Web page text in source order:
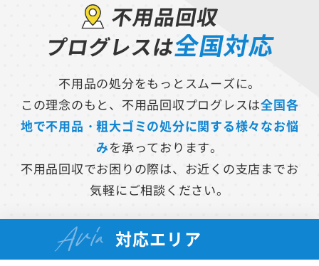
不用品回収
プログレスは全国対応
不用品の処分をもっとスムーズに。
この理念のもと、不用品回収プログレスは全国各
地で不用品・粗大ゴミの処分に関する様々なお悩
みを承っております。
不用品回収でお困りの際は、お近くの支店までお
気軽にご相談ください。
Aria 対応エリア